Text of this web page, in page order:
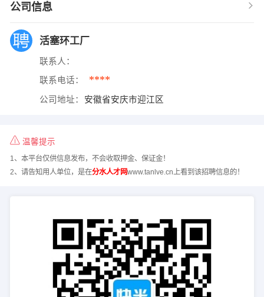
公司信息
活塞环工厂
联系人：
联系电话： ****
公司地址： 安徽省安庆市迎江区
温馨提示
1、本平台仅供信息发布，不会收取押金、保证金！
2、请告知用人单位，是在分水人才网www.tanlve.cn上看到该招聘信息的！